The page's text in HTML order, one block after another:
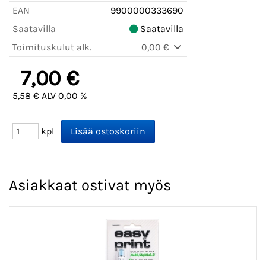
EAN
9900000333690
Saatavilla
Saatavilla
Toimituskulut alk.
0,00 €
7,00 €
5,58 € ALV 0,00 %
kpl
Asiakkaat ostivat myös